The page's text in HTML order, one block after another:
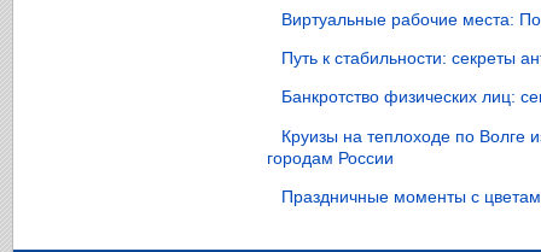
Виртуальные рабочие места:
Путь к стабильности: секреты
Банкротство физических лиц:
Круизы на теплоходе по Волге
городам России
Праздничные моменты с